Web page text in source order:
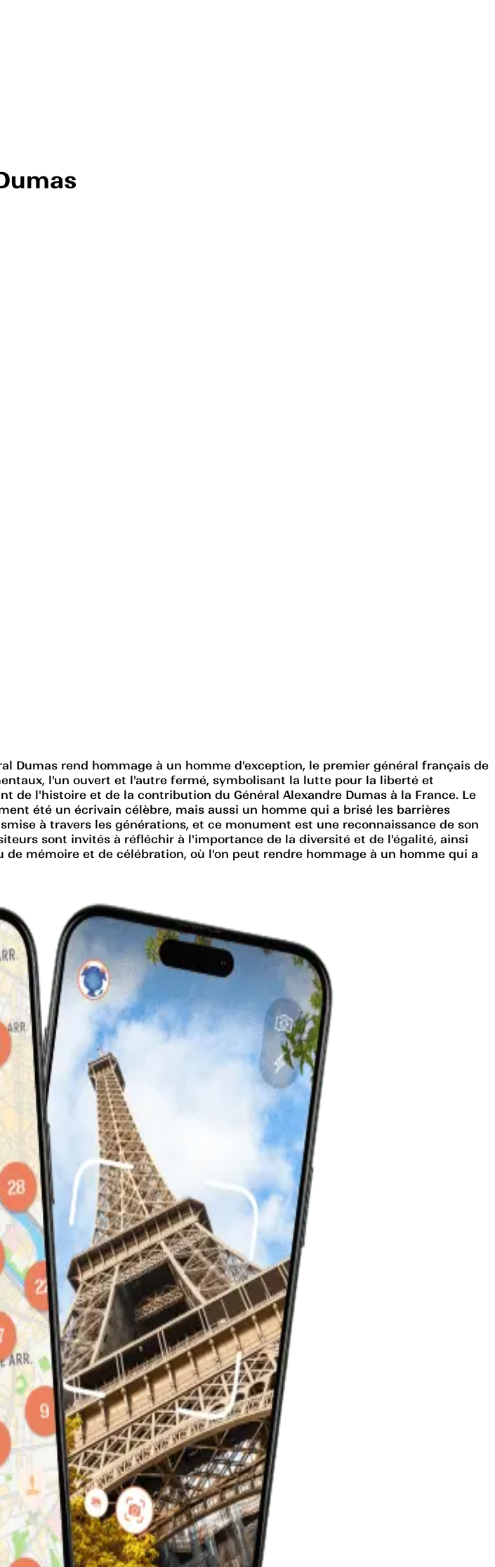
Dumas rend hommage à un homme d'exception, le premier général français de
l'un ouvert et l'autre fermé, symbolisant la lutte pour la liberté et
de l'histoire et de la contribution du Général Alexandre Dumas à la France. Le
été un écrivain célèbre, mais aussi un homme qui a brisé les barrières
à travers les générations, et ce monument est une reconnaissance de son
sont invités à réfléchir à l'importance de la diversité et de l'égalité, ainsi
mémoire et de célébration, où l'on peut rendre hommage à un homme qui a